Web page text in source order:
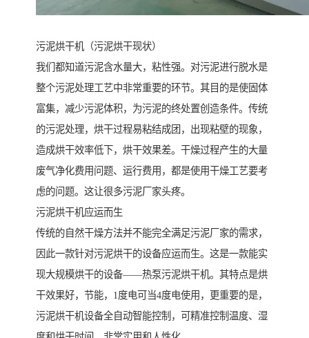
污泥烘干机（污泥烘干现状）
我们都知道污泥含水量大，粘性强。对污泥进行脱水是
整个污泥处理工艺中非常重要的环节。其目的是使固体
富集，减少污泥体积，为污泥的终处置创造条件。传统
的污泥处理，烘干过程易粘结成团，出现粘壁的现象，
造成烘干效率低下，烘干效果差。干燥过程产生的大量
废气净化费用问题、运行费用，都是使用干燥工艺要考
虑的问题。这让很多污泥厂家头疼。
污泥烘干机应运而生
传统的自然干燥方法并不能完全满足污泥厂家的需求，
因此一款针对污泥烘干的设备应运而生。这是一款能实
现大规模烘干的设备——热泵污泥烘干机。其特点是烘
干效果好，节能，1度电可当4度电使用，更重要的是，
污泥烘干机设备全自动智能控制，可精准控制温度、湿